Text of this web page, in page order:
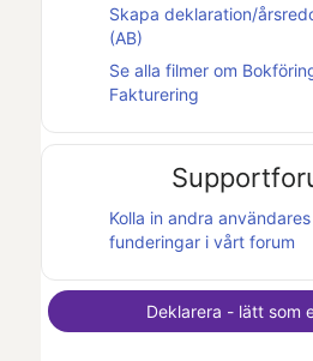
Skapa deklaration/
(AB)
Se alla filmer om
Fakturering
Kolla in andra
funderingar i vårt forum
Deklarera - lätt som